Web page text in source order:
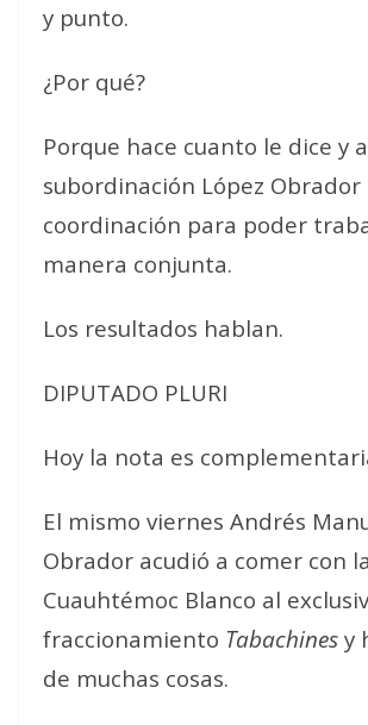
y punto.
¿Por qué?
Porque hace cuanto le dice y
subordinación López Obrador
coordinación para poder
manera conjunta.
Los resultados hablan.
DIPUTADO PLURI
Hoy la nota es
El mismo viernes Andrés
Obrador acudió a comer con
Cuauhtémoc Blanco al
fraccionamiento Tabachines y
de muchas cosas.